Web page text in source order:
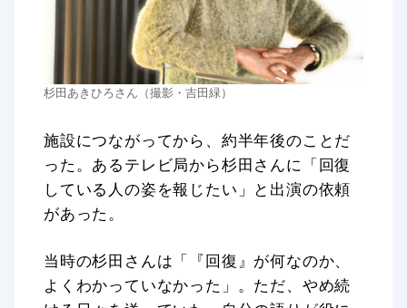
杉田あきひろさん（撮影・吉田緑）
施設につながってから、約半年後のことだ
った。あるテレビ局から杉田さんに「回復
している人の姿を報じたい」と出演の依頼
があった。
当時の杉田さんは「『回復』が何なのか、
よくわかっていなかった」。ただ、やめ続